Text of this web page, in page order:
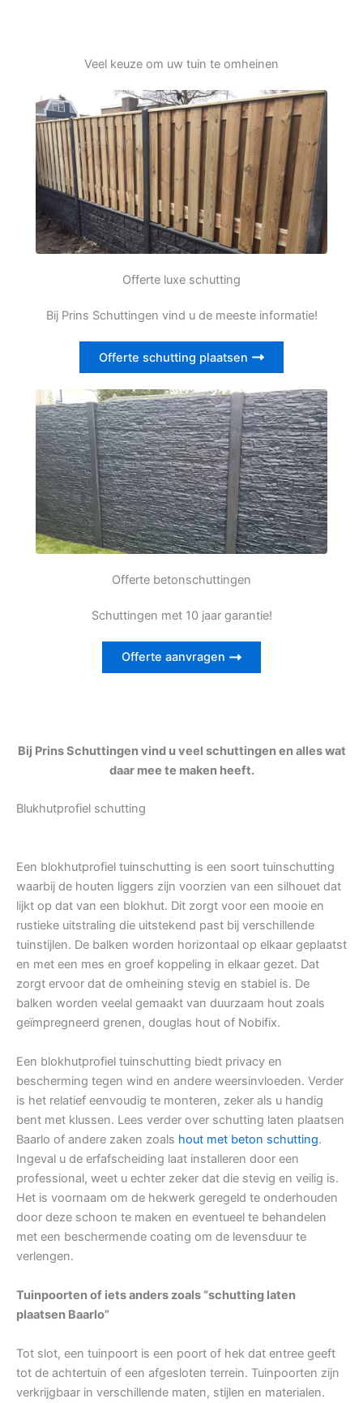
Veel keuze om uw tuin te omheinen
Offerte luxe schutting
Bij Prins Schuttingen vind u de meeste informatie!
Offerte schutting plaatsen
Offerte betonschuttingen
Schuttingen met 10 jaar garantie!
Offerte aanvragen
Bij Prins Schuttingen vind u veel schuttingen en alles wat
daar mee te maken heeft.
Blukhutprofiel schutting
Een blokhutprofiel tuinschutting is een soort tuinschutting
waarbij de houten liggers zijn voorzien van een silhouet dat
lijkt op dat van een blokhut. Dit zorgt voor een mooie en
rustieke uitstraling die uitstekend past bij verschillende
tuinstijlen. De balken worden horizontaal op elkaar geplaatst
en met een mes en groef koppeling in elkaar gezet. Dat
zorgt ervoor dat de omheining stevig en stabiel is. De
balken worden veelal gemaakt van duurzaam hout zoals
geïmpregneerd grenen, douglas hout of Nobifix.
Een blokhutprofiel tuinschutting biedt privacy en
bescherming tegen wind en andere weersinvloeden. Verder
is het relatief eenvoudig te monteren, zeker als u handig
bent met klussen. Lees verder over schutting laten plaatsen
Baarlo of andere zaken zoals hout met beton schutting.
Ingeval u de erfafscheiding laat installeren door een
professional, weet u echter zeker dat die stevig en veilig is.
Het is voornaam om de hekwerk geregeld te onderhouden
door deze schoon te maken en eventueel te behandelen
met een beschermende coating om de levensduur te
verlengen.
Tuinpoorten of iets anders zoals “schutting laten
plaatsen Baarlo”
Tot slot, een tuinpoort is een poort of hek dat entree geeft
tot de achtertuin of een afgesloten terrein. Tuinpoorten zijn
verkrijgbaar in verschillende maten, stijlen en materialen.